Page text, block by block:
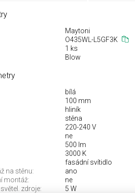
Maytoni
O435WL-L5GF3K
1 ks
Blow
bílá
100 mm
hliník
stěna
220-240 V
ne
500 lm
3000 K
fasádní svítidlo
na stěnu:
ano
montáž:
ne
zdroje:
5 W